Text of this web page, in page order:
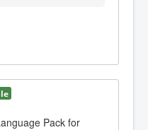
Pack for